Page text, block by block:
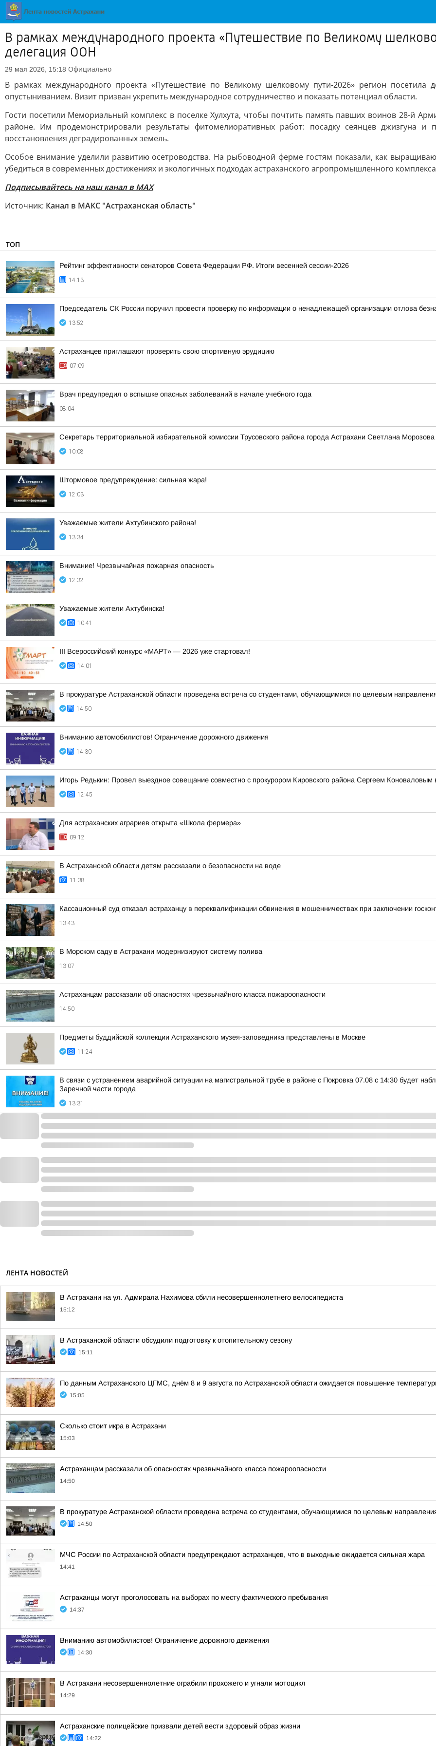
В рамках международного проекта «Путешествие по Великому
делегация ООН
29 мая 2026, 15:18 Официально
В рамках международного проекта «Путешествие по Великому шелковому пути-2026» регион
опустыниванием. Визит призван укрепить международное сотрудничество и показать потенциал области.
Гости посетили Мемориальный комплекс в поселке Хулхута, чтобы почтить память павших воинов 28-й
районе. Им продемонстрировали результаты фитомелиоративных работ: посадку сеянцев джизгуна и
восстановления деградированных земель.
Особое внимание уделили развитию осетроводства. На рыбоводной ферме гостям показали, как
убедиться в современных достижениях и экологичных подходах астраханского агропромышленного
Подписывайтесь на наш канал в МАХ
Источник: Канал в МАКС "Астраханская область"
ТОП
Рейтинг эффективности сенаторов Совета Федерации РФ. Итоги весенней сессии-2026
14:13
Председатель СК России поручил провести проверку по информации о ненадлежащей организации отлова
13:52
Астраханцев приглашают проверить свою спортивную эрудицию
07:09
Врач предупредил о вспышке опасных заболеваний в начале учебного года
08:04
Секретарь территориальной избирательной комиссии Трусовского района города Астрахани Светлана
10:08
Штормовое предупреждение: сильная жара!
12:03
Уважаемые жители Ахтубинского района!
13:34
Внимание! Чрезвычайная пожарная опасность
12:32
Уважаемые жители Ахтубинска!
10:41
III Всероссийский конкурс «МАРТ» — 2026 уже стартовал!
14:01
В прокуратуре Астраханской области проведена встреча со студентами, обучающимися по целевым
14:50
Вниманию автомобилистов! Ограничение дорожного движения
14:30
Игорь Редькин: Провел выездное совещание совместно с прокурором Кировского района Сергеем
12:45
Для астраханских аграриев открыта «Школа фермера»
09:12
В Астраханской области детям рассказали о безопасности на воде
11:38
Кассационный суд отказал астраханцу в переквалификации обвинения в мошенничествах при заключении
13:43
В Морском саду в Астрахани модернизируют систему полива
13:07
Астраханцам рассказали об опасностях чрезвычайного класса пожароопасности
14:50
Предметы буддийской коллекции Астраханского музея-заповедника представлены в Москве
11:24
В связи с устранением аварийной ситуации на магистральной трубе в районе с Покровка 07.08 с 14:30 будет
Заречной части города
13:31
ЛЕНТА НОВОСТЕЙ
В Астрахани на ул. Адмирала Нахимова сбили несовершеннолетнего велосипедиста
15:12
В Астраханской области обсудили подготовку к отопительному сезону
15:11
По данным Астраханского ЦГМС, днём 8 и 9 августа по Астраханской области ожидается повышение
15:05
Сколько стоит икра в Астрахани
15:03
Астраханцам рассказали об опасностях чрезвычайного класса пожароопасности
14:50
В прокуратуре Астраханской области проведена встреча со студентами, обучающимися по целевым
14:50
МЧС России по Астраханской области предупреждают астраханцев, что в выходные ожидается сильная жара
14:41
Астраханцы могут проголосовать на выборах по месту фактического пребывания
14:37
Вниманию автомобилистов! Ограничение дорожного движения
14:30
В Астрахани несовершеннолетние ограбили прохожего и угнали мотоцикл
14:29
Астраханские полицейские призвали детей вести здоровый образ жизни
14:22